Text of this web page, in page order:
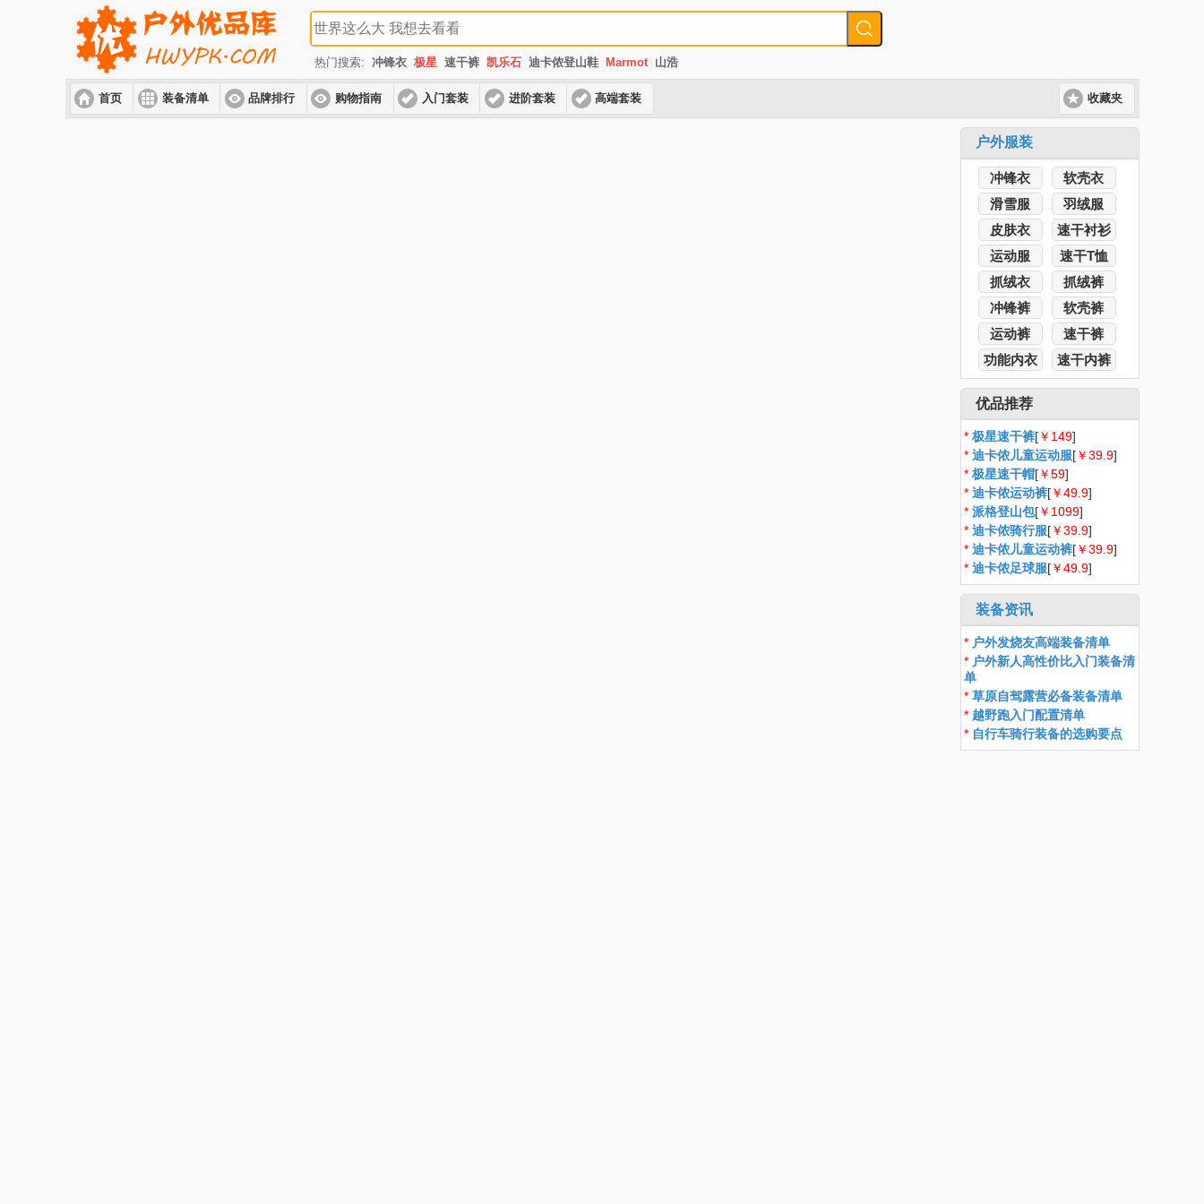
热门搜索: 冲锋衣 极星 速干裤 凯乐石 迪卡侬登山鞋 Marmot 山浩
首页 装备清单 品牌排行 购物指南 入门套装 进阶套装 高端套装 收藏夹
户外服装
冲锋衣
软壳衣
滑雪服
羽绒服
皮肤衣
速干衬衫
运动服
速干T恤
抓绒衣
抓绒裤
冲锋裤
软壳裤
运动裤
速干裤
功能内衣
速干内裤
优品推荐
* 极星速干裤[￥149]
* 迪卡侬儿童运动服[￥39.9]
* 极星速干帽[￥59]
* 迪卡侬运动裤[￥49.9]
* 派格登山包[￥1099]
* 迪卡侬骑行服[￥39.9]
* 迪卡侬儿童运动裤[￥39.9]
* 迪卡侬足球服[￥49.9]
装备资讯
* 户外发烧友高端装备清单
* 户外新人高性价比入门装备清
单
* 草原自驾露营必备装备清单
* 越野跑入门配置清单
* 自行车骑行装备的选购要点